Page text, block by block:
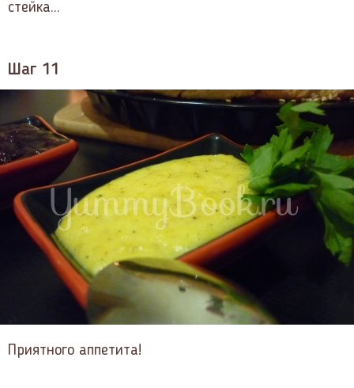
стейка...
Шаг 11
Приятного аппетита!